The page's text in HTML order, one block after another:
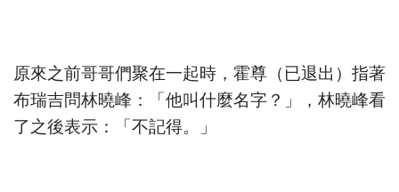
原來之前哥哥們聚在一起時，霍尊（已退出）指著
布瑞吉問林曉峰：「他叫什麼名字？」，林曉峰看
了之後表示：「不記得。」